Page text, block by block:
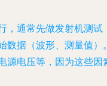
，通常先做发射机测试
数据（波形、测量值）
源电压等，因为这些因